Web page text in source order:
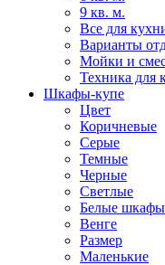
9 кв. м.
Все для
Варианты
Мойки и
Техника для
Шкафы-купе
Цвет
Коричневые
Серые
Темные
Черные
Светлые
Белые
Венге
Размер
Маленькие